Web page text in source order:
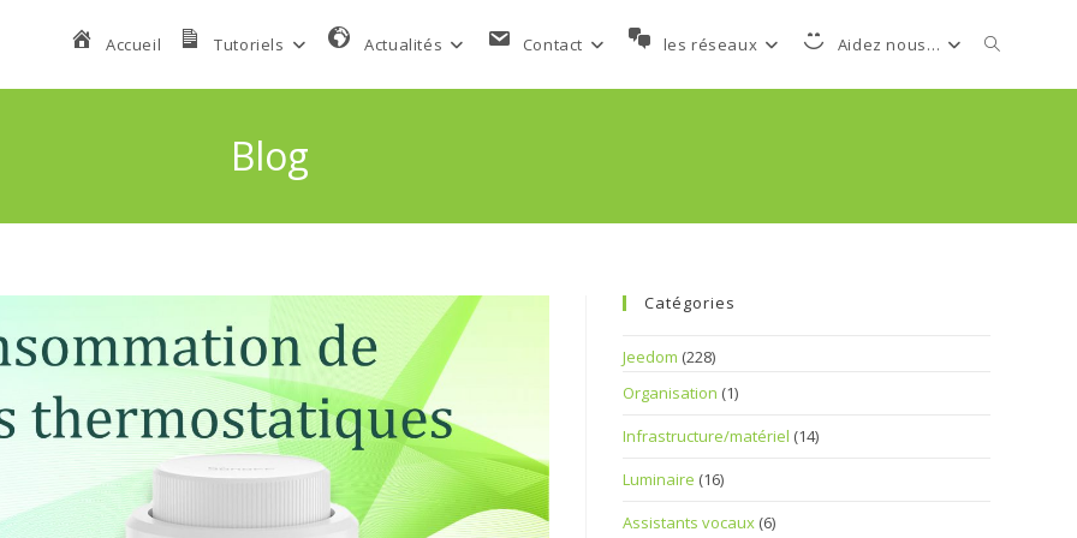
Accueil Tutoriels Actualités Contact les réseaux Aidez nous… Toggle
search
Blog
Catégories
Jeedom (228)
Organisation (1)
Infrastructure/matériel (14)
Luminaire (16)
Assistants vocaux (6)